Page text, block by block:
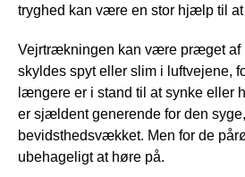
tryghed kan være en stor hjælp til
Vejrtrækningen kan være præget af
skyldes spyt eller slim i luftvejene,
længere er i stand til at synke eller
er sjældent generende for den
bevidsthedsvækket. Men for de
ubehageligt at høre på.